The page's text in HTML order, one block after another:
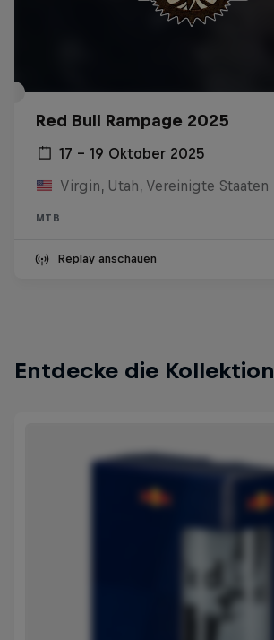
Red Bull Rampage 2025
17 – 19 Oktober 2025
Virgin, Utah, Vereinigte Staaten
MTB
Replay anschauen
Entdecke die Kollektion